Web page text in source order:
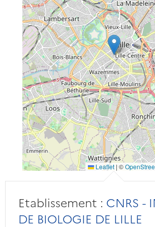
Leaflet | ©
Etablissement : CNRS -
DE BIOLOGIE DE LILLE